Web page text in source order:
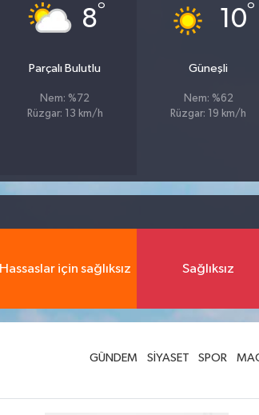
8°
Parçalı Bulutlu
Nem: %72
Rüzgar: 13 km/h
10°
Güneşli
Nem: %62
Rüzgar: 19 km/h
Hassaslar için sağlıksız Sağlıksız
GÜNDEM SİYASET SPOR